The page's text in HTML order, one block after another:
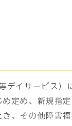
デイサービス）
定め、新規指
、その他障害